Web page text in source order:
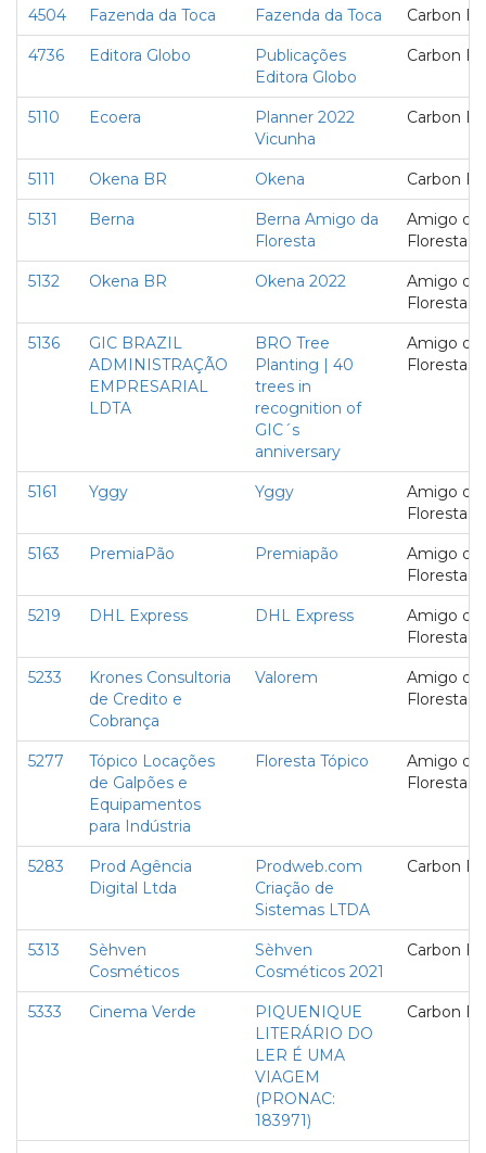
4504 Fazenda da Toca Fazenda da Toca Carbon
4736 Editora Globo
Publicações
Editora Globo
Carbon
5110 Ecoera
Planner 2022
Vicunha
Carbon
5111 Okena BR Okena Carbon
5131 Berna
Berna Amigo da
Floresta
Amigo da
Floresta
5132 Okena BR Okena 2022
Amigo da
Floresta
5136
GIC BRAZIL
ADMINISTRAÇÃO
EMPRESARIAL
LDTA
BRO Tree
Planting | 40
trees in
recognition of
GIC´s
anniversary
Amigo da
Floresta
5161 Yggy Yggy
Amigo da
Floresta
5163 PremiaPão Premiapão
Amigo da
Floresta
5219 DHL Express DHL Express
Amigo da
Floresta
5233
Krones Consultoria
de Credito e
Cobrança
Valorem
Amigo da
Floresta
5277
Tópico Locações
de Galpões e
Equipamentos
para Indústria
Floresta Tópico
Amigo da
Floresta
5283
Prod Agência
Digital Ltda
Prodweb.com
Criação de
Sistemas LTDA
Carbon
5313
Sèhven
Cosméticos
Sèhven
Cosméticos 2021
Carbon
5333 Cinema Verde
PIQUENIQUE
LITERÁRIO DO
LER É UMA
VIAGEM
(PRONAC:
183971)
Carbon